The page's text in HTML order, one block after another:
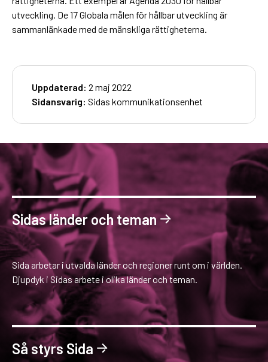
utveckling. De 17 Globala målen för hållbar utveckling är
sammanlänkade med de mänskliga rättigheterna.
Uppdaterad: 2 maj 2022
Sidansvarig: Sidas kommunikationsenhet
Sidas länder och teman
Sida arbetar i utvalda länder och regioner runt om i världen.
Djupdyk i Sidas arbete i olika länder och teman.
Så styrs Sida